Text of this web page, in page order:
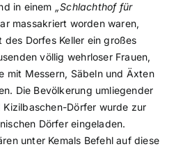
in einem „Schlachthof für
massakriert worden waren,
Dorfes Keller ein großes
völlig wehrloser Frauen,
mit Messern, Säbeln und Äxten
Die Bevölkerung umliegender
Dörfer wurde zur
Dörfer eingeladen.
unter Kemals Befehl auf diese